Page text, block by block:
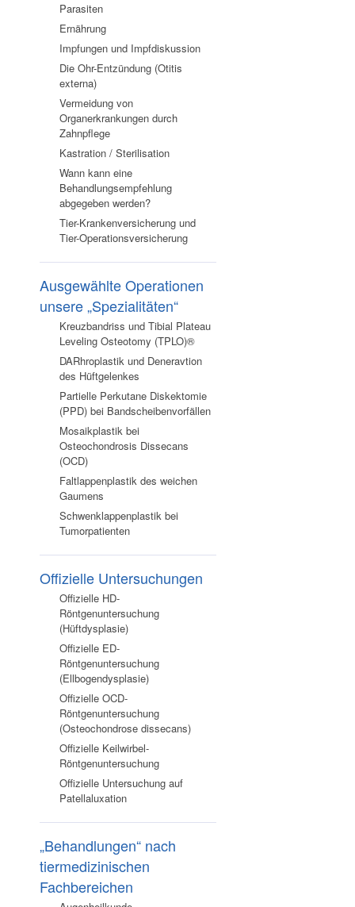
Parasiten
Ernährung
Impfungen und Impfdiskussion
Die Ohr-Entzündung (Otitis
externa)
Vermeidung von
Organerkrankungen durch
Zahnpflege
Kastration / Sterilisation
Wann kann eine
Behandlungsempfehlung
abgegeben werden?
Tier-Krankenversicherung und
Tier-Operationsversicherung
Ausgewählte Operationen
unsere „Spezialitäten“
Kreuzbandriss und Tibial Plateau
Leveling Osteotomy (TPLO)®
DARhroplastik und Deneravtion
des Hüftgelenkes
Partielle Perkutane Diskektomie
(PPD) bei Bandscheibenvorfällen
Mosaikplastik bei
Osteochondrosis Dissecans
(OCD)
Faltlappenplastik des weichen
Gaumens
Schwenklappenplastik bei
Tumorpatienten
Offizielle Untersuchungen
Offizielle HD-
Röntgenuntersuchung
(Hüftdysplasie)
Offizielle ED-
Röntgenuntersuchung
(Ellbogendysplasie)
Offizielle OCD-
Röntgenuntersuchung
(Osteochondrose dissecans)
Offizielle Keilwirbel-
Röntgenuntersuchung
Offizielle Untersuchung auf
Patellaluxation
„Behandlungen“ nach
tiermedizinischen
Fachbereichen